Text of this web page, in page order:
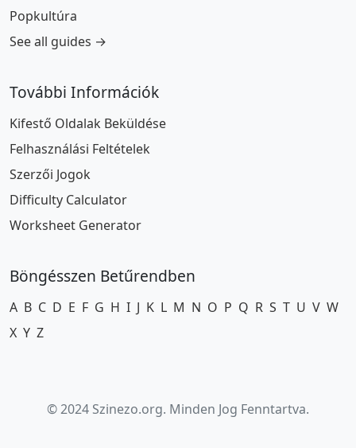
Popkultúra
See all guides →
További Információk
Kifestő Oldalak Beküldése
Felhasználási Feltételek
Szerzői Jogok
Difficulty Calculator
Worksheet Generator
Böngésszen Betűrendben
A B C D E F G H I J K L M N O P Q R S T U V W
X Y Z
© 2024 Szinezo.org. Minden Jog Fenntartva.